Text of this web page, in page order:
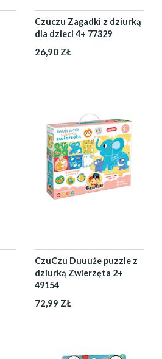
Czuczu Zagadki z dziurką
dla dzieci 4+ 77329
26,90 ZŁ
CzuCzu Duuuże puzzle z
dziurką Zwierzęta 2+
49154
72,99 ZŁ